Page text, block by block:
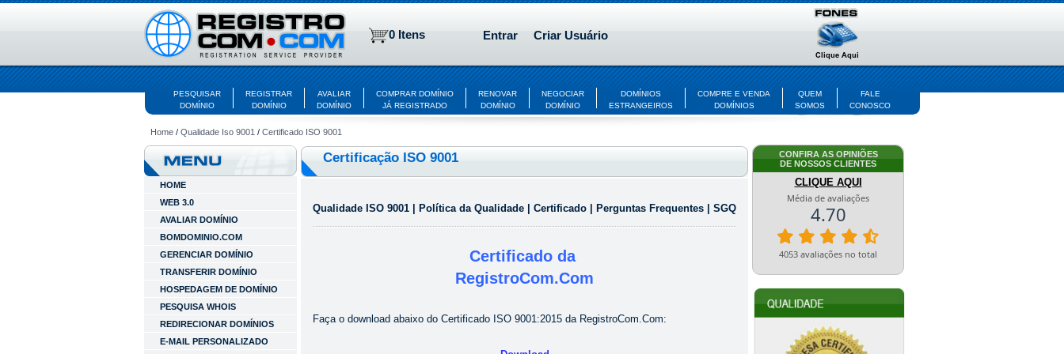
0 Itens Entrar Criar Usuário
PESQUISAR
DOMÍNIO
REGISTRAR
DOMÍNIO
AVALIAR
DOMÍNIO
COMPRAR DOMÍNIO
JÁ REGISTRADO
RENOVAR
DOMÍNIO
NEGOCIAR
DOMÍNIO
DOMÍNIOS
ESTRANGEIROS
COMPRE E VENDA
DOMÍNIOS
QUEM
SOMOS
FALE
CONOSCO
Home /Qualidade Iso 9001 /Certificado ISO 9001
HOME
WEB 3.0
AVALIAR DOMÍNIO
BOMDOMINIO.COM
GERENCIAR DOMÍNIO
TRANSFERIR DOMÍNIO
HOSPEDAGEM DE DOMÍNIO
PESQUISA WHOIS
REDIRECIONAR DOMÍNIOS
E-MAIL PERSONALIZADO
Certificação ISO 9001
Qualidade ISO 9001 Política da Qualidade Certificado Perguntas Frequentes SGQ
Certificado da
RegistroCom.Com
Faça o download abaixo do Certificado ISO 9001:2015 da RegistroCom.Com:
CONFIRA AS OPINIÕES
DE NOSSOS CLIENTES
CLIQUE AQUI